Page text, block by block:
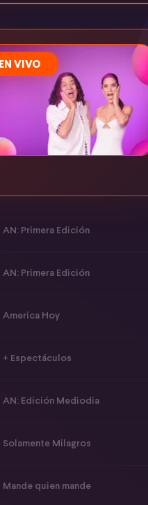
EN VIVO
AN: Primera Edición
AN: Primera Edición
America Hoy
+ Espectáculos
AN: Edición Mediodia
Solamente Milagros
Mande quien mande